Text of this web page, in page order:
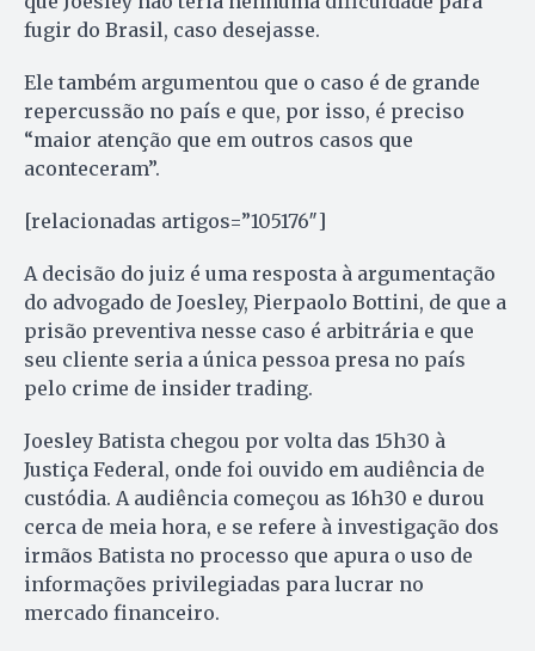
fugir do Brasil, caso desejasse.
Ele também argumentou que o caso é de grande
repercussão no país e que, por isso, é preciso
“maior atenção que em outros casos que
aconteceram”.
[relacionadas artigos=”105176″]
A decisão do juiz é uma resposta à argumentação
do advogado de Joesley, Pierpaolo Bottini, de que a
prisão preventiva nesse caso é arbitrária e que
seu cliente seria a única pessoa presa no país
pelo crime de insider trading.
Joesley Batista chegou por volta das 15h30 à
Justiça Federal, onde foi ouvido em audiência de
custódia. A audiência começou as 16h30 e durou
cerca de meia hora, e se refere à investigação dos
irmãos Batista no processo que apura o uso de
informações privilegiadas para lucrar no
mercado financeiro.